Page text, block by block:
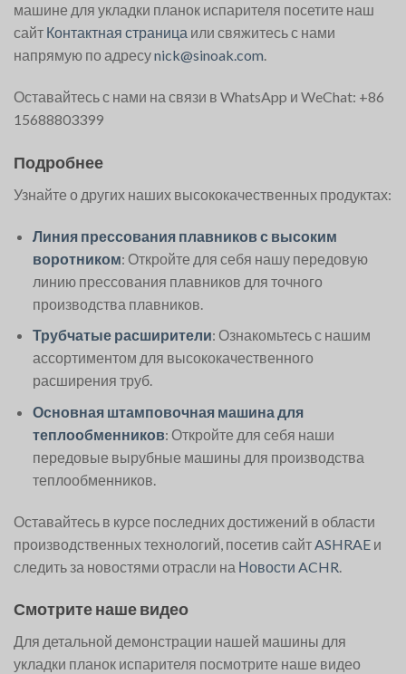
машине для укладки планок испарителя посетите наш
сайт Контактная страница или свяжитесь с нами
напрямую по адресуnick@sinoak.com.
Оставайтесь с нами на связи в WhatsApp и WeChat: +86
15688803399
Подробнее
Узнайте о других наших высококачественных продуктах:
Линия прессования плавников с высоким
воротником: Откройте для себя нашу передовую
линию прессования плавников для точного
производства плавников.
Трубчатые расширители: Ознакомьтесь с нашим
ассортиментом для высококачественного
расширения труб.
Основная штамповочная машина для
теплообменников: Откройте для себя наши
передовые вырубные машины для производства
теплообменников.
Оставайтесь в курсе последних достижений в области
производственных технологий, посетив сайт ASHRAE и
следить за новостями отрасли на Новости ACHR
Смотрите наше видео
Для детальной демонстрации нашей машины для
укладки планок испарителя посмотрите наше видео